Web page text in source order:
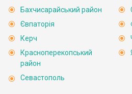
Бахчисарайський район
Євпаторія
Керч
Красноперекопський
район
Севастополь